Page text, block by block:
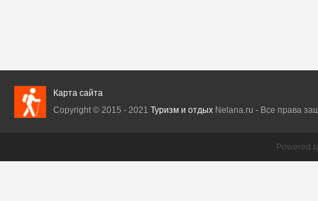
Карта сайта
Copyright © 2015 - 2021 Туризм и отдыхNelana.ru - Все права
Powered